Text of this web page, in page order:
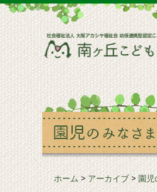
ホーム>アーカイブ>園児